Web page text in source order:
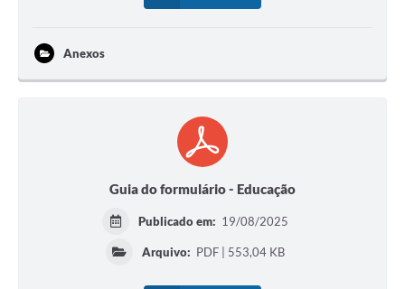
Anexos
Guia do formulário - Educação
Publicado em: 19/08/2025
Arquivo: PDF | 553,04 KB